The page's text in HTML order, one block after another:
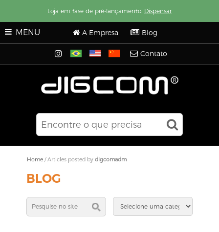
Loja em fase de pré-lançamento. Dispensar
MENU A Empresa Blog
Contato
Home /Articles posted by digcomadm
BLOG